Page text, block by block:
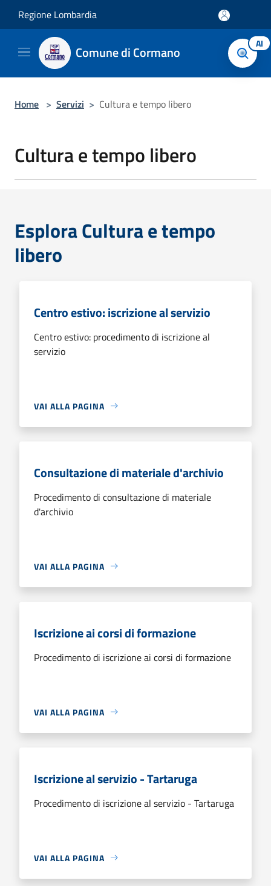
Regione Lombardia
Comune di Cormano AI
Home > Servizi > Cultura e tempo libero
Cultura e tempo libero
Esplora Cultura e tempo
libero
Centro estivo: iscrizione al servizio
Centro estivo: procedimento di iscrizione al
servizio
VAI ALLA PAGINA
Consultazione di materiale d'archivio
Procedimento di consultazione di materiale
d'archivio
VAI ALLA PAGINA
Iscrizione ai corsi di formazione
Procedimento di iscrizione ai corsi di formazione
VAI ALLA PAGINA
Iscrizione al servizio - Tartaruga
Procedimento di iscrizione al servizio - Tartaruga
VAI ALLA PAGINA